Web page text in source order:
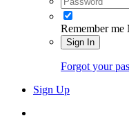
Remember me
Sign In
Forgot your
Sign Up